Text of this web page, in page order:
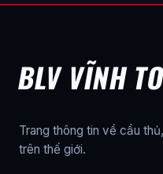
BLV VĨNH
Trang thông tin về cầu
trên thế giới.